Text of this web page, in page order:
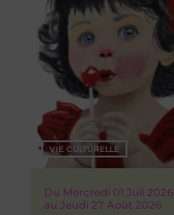
VIE CULTURELLE
Du Mercredi 01 Juil 2026
au Jeudi 27 Août 2026